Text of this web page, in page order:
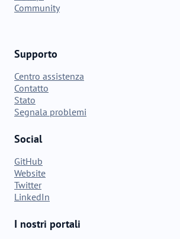
Community
Supporto
Centro assistenza
Contatto
Stato
Segnala problemi
Social
GitHub
Website
Twitter
LinkedIn
I nostri portali